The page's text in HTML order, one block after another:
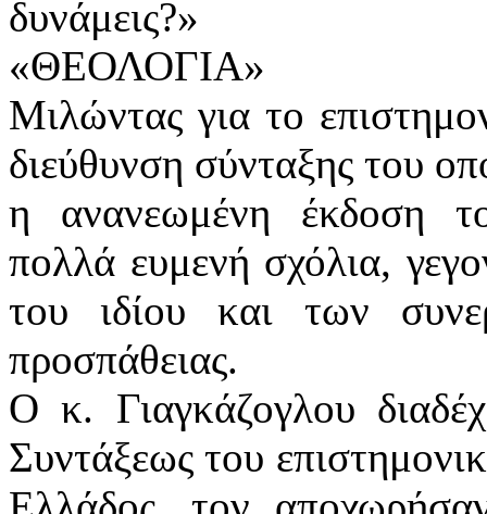
δυνάμεις?»
«ΘΕΟΛΟΓΙΑ»
Μιλώντας για το
διεύθυνση σύνταξης του
η ανανεωμένη έκδοση
πολλά ευμενή σχόλια,
του ιδίου και των
προσπάθειας.
O κ. Γιαγκάζογλου
Συντάξεως του